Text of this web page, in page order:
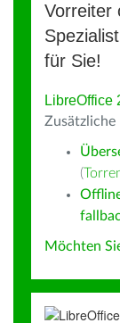
Vorreiter
für Sie!
LibreOffice
Zusätzliche
(
Möchten